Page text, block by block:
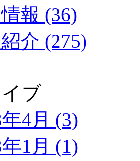
報 (36)
介 (275)
ブ
4月 (3)
1月 (1)